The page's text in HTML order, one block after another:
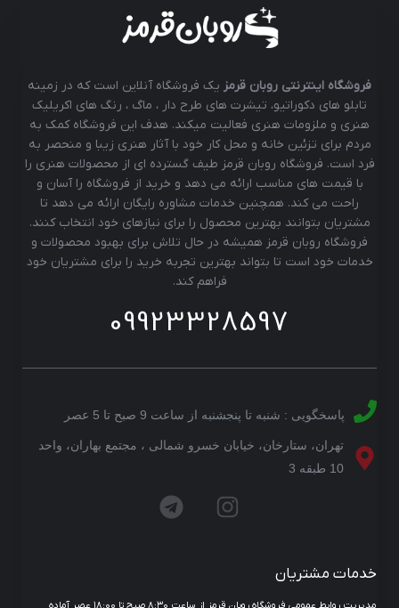
فروشگاه اینترنتی روبان قرمز یک فروشگاه آنلاین است که در زمینه
تابلو های دکوراتیو، تیشرت های طرح دار ، ماگ ، رنگ های اکریلیک
هنری و ملزومات هنری فعالیت میکند. هدف این فروشگاه کمک به
مردم برای تزئین خانه و محل کار خود با آثار هنری زیبا و منحصر به
فرد است. فروشگاه روبان قرمز طیف گسترده ای از محصولات هنری را
با قیمت های مناسب ارائه می دهد و خرید از فروشگاه را آسان و
راحت می کند. همچنین خدمات مشاوره رایگان ارائه می دهد تا
مشتریان بتوانند بهترین محصول را برای نیازهای خود انتخاب کنند.
فروشگاه روبان قرمز همیشه در حال تلاش برای بهبود محصولات و
خدمات خود است تا بتواند بهترین تجربه خرید را برای مشتریان خود
فراهم کند.
09923328597
پاسخگویی : شنبه تا پنجشنبه از ساعت 9 صبح تا 5 عصر
تهران، ستارخان، خیابان خسرو شمالی ، مجتمع بهاران، واحد
10 طبقه 3
خدمات مشتریان
مدیریت روابط عمومی فروشگاه روبان قرمز از ساعت ۸:۳۰ صبح تا ۱۸:۰۰ عصر آماده